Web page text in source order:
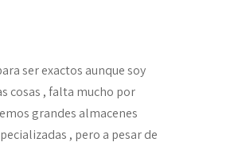
ser exactos aunque soy
cosas , falta mucho por
grandes almacenes
, pero a pesar de